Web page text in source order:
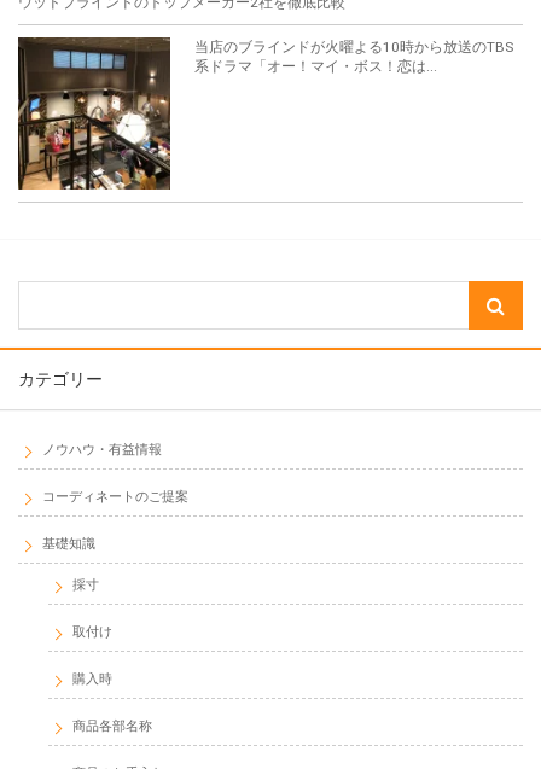
当店のブラインドが火曜よる10時から放送のTBS
系ドラマ「オー！マイ・ボス！恋は...
カテゴリー
ノウハウ・有益情報
コーディネートのご提案
基礎知識
採寸
取付け
購入時
商品各部名称